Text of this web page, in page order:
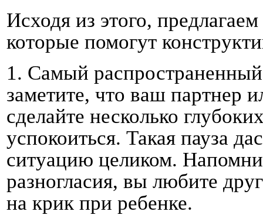
Исходя из этого,
которые помогут
1. Самый распространенный
заметите, что ваш партнер
сделайте несколько
успокоиться. Такая пауза
ситуацию целиком.
разногласия, вы любите
на крик при ребенке.